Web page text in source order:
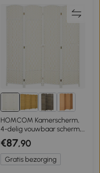
HOMCOM Kamerscherm,
4-delig vouwbaar scherm,
Vlechtpatroon,
Dennenhout, Wit
€87,90
Gratis bezorging